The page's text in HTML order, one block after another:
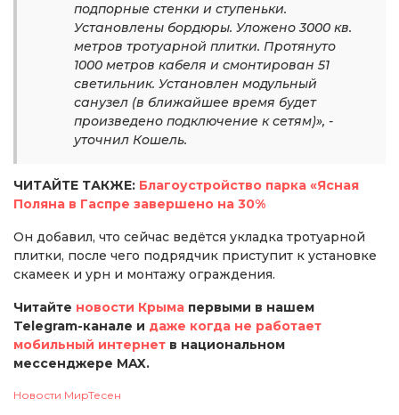
подпорные стенки и ступеньки.
Установлены бордюры. Уложено 3000 кв.
метров тротуарной плитки. Протянуто
1000 метров кабеля и смонтирован 51
светильник. Установлен модульный
санузел (в ближайшее время будет
произведено подключение к сетям)», -
уточнил Кошель.
ЧИТАЙТЕ ТАКЖЕ: Благоустройство парка «Ясная
Поляна в Гаспре завершено на 30%
Он добавил, что сейчас ведётся укладка тротуарной
плитки, после чего подрядчик приступит к установке
скамеек и урн и монтажу ограждения.
Читайте новости Крыма первыми в нашем
Telegram-канале и даже когда не работает
мобильный интернет в национальном
мессенджере MAX.
Новости МирТесен